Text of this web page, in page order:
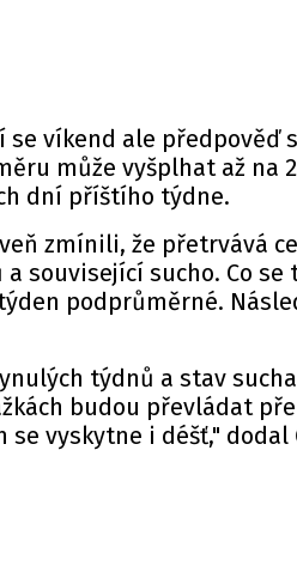
se víkend ale předpověď
může vyšplhat až na
dní příštího týdne.
zmínili, že přetrvává
související sucho. Co se
podprůměrné.
týdnů a stav
budou převládat
vyskytne i déšť," dodal